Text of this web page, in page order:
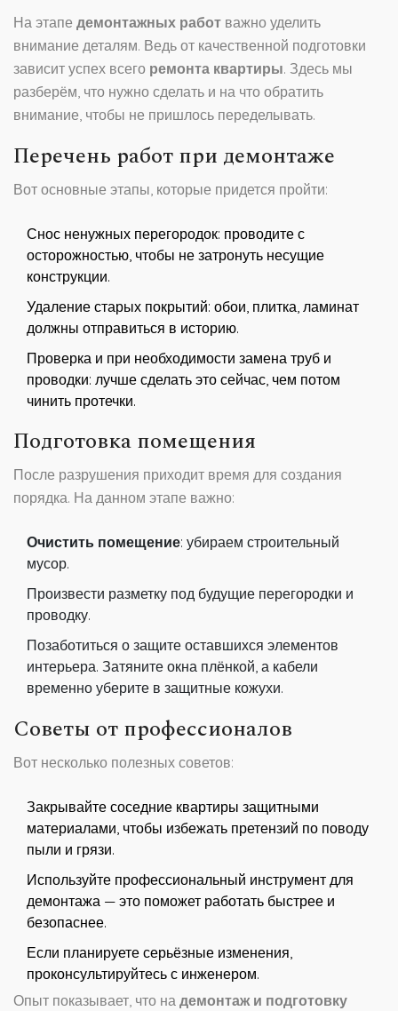
На этапе демонтажных работ важно уделить
внимание деталям. Ведь от качественной подготовки
зависит успех всего ремонта квартиры. Здесь мы
разберём, что нужно сделать и на что обратить
внимание, чтобы не пришлось переделывать.
Перечень работ при демонтаже
Вот основные этапы, которые придется пройти:
Снос ненужных перегородок: проводите с
осторожностью, чтобы не затронуть несущие
конструкции.
Удаление старых покрытий: обои, плитка, ламинат
должны отправиться в историю.
Проверка и при необходимости замена труб и
проводки: лучше сделать это сейчас, чем потом
чинить протечки.
Подготовка помещения
После разрушения приходит время для создания
порядка. На данном этапе важно:
Очистить помещение: убираем строительный
мусор.
Произвести разметку под будущие перегородки и
проводку.
Позаботиться о защите оставшихся элементов
интерьера. Затяните окна плёнкой, а кабели
временно уберите в защитные кожухи.
Советы от профессионалов
Вот несколько полезных советов:
Закрывайте соседние квартиры защитными
материалами, чтобы избежать претензий по поводу
пыли и грязи.
Используйте профессиональный инструмент для
демонтажа — это поможет работать быстрее и
безопаснее.
Если планируете серьёзные изменения,
проконсультируйтесь с инженером.
Опыт показывает, что на демонтаж и подготовку